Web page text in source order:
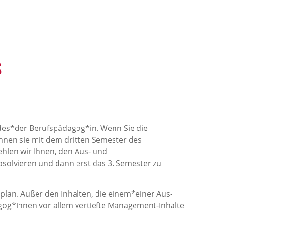
Berufspädagog*in. Wenn Sie die
sie mit dem dritten Semester des
wir Ihnen, den Aus- und
und dann erst das 3. Semester zu
Außer den Inhalten, die einem*einer Aus-
vor allem vertiefte Management-Inhalte